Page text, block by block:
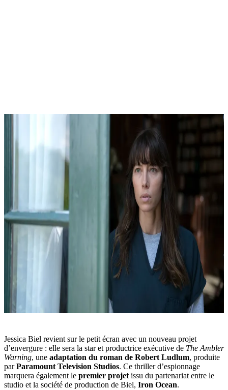
Jessica Biel revient sur le petit écran avec un nouveau projet
d’envergure : elle sera la star et productrice exécutive de The Ambler
Warning, une adaptation du roman de Robert Ludlum, produite
parParamount Television Studios. Ce thriller d’espionnage
marquera également le premier projet issu du partenariat entre le
studio et la société de production de Biel, Iron Ocean.